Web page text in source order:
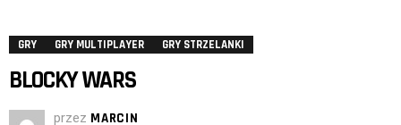
GRY GRY MULTIPLAYER GRY STRZELANKI
BLOCKY WARS
przez MARCIN